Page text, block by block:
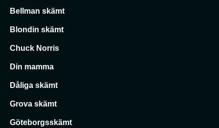
Bellman skämt
Blondin skämt
Chuck Norris
Din mamma
Dåliga skämt
Grova skämt
Göteborgsskämt